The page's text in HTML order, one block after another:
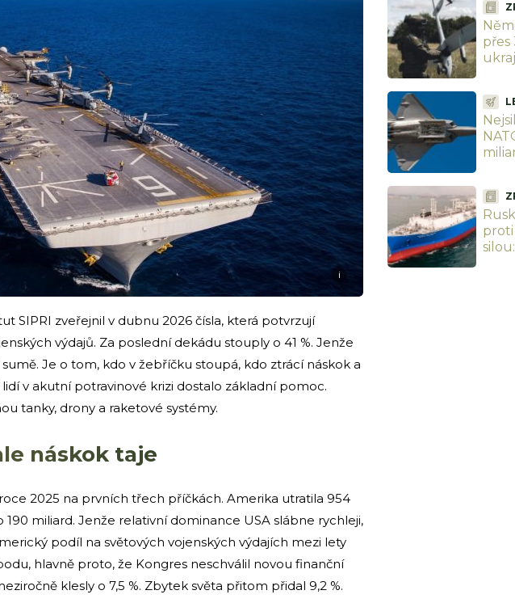
i
SIPRI zveřejnil v dubnu 2026 čísla, která potvrzují
výdajů. Za poslední dekádu stouply o 41 %. Jenže
Je o tom, kdo v žebříčku stoupá, kdo ztrácí náskok a
v akutní potravinové krizi dostalo základní pomoc.
tanky, drony a raketové systémy.
náskok taje
2025 na prvních třech příčkách. Amerika utratila 954
190 miliard. Jenže relativní dominance USA slábne rychleji,
podíl na světových vojenských výdajích mezi lety
hlavně proto, že Kongres neschválil novou finanční
klesly o 7,5 %. Zbytek světa přitom přidal 9,2 %.
proti
přes
proti